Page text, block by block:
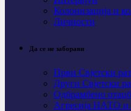
Колонизација и
Личности
Да се не заборави
Први Свјeтски
Други Свјетски
Одбрамбено
Агресија НАТО и